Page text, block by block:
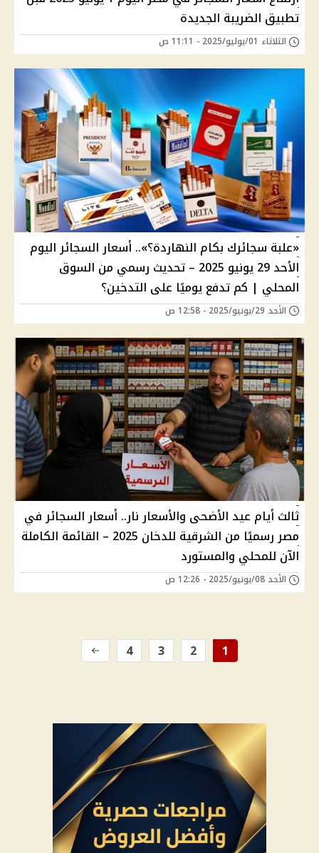
تطبيق الضريبة الجديدة
الثلاثاء 01/يوليو/2025 - 11:11 ص
«علبة سجائرك بكام النهاردة؟».. أسعار السجائر اليوم
الأحد 29 يونيو 2025 – تحديث رسمي من السوق
المحلي | كم تدفع يوميًا على التدخين؟
الأحد 29/يونيو/2025 - 12:58 ص
ثالث أيام عيد الأضحى والأسعار نار.. أسعار السجائر في
مصر رسميًا من الشرقية للدخان 2025 – القائمة الكاملة
الآن للمحلي والمستورد
الأحد 08/يونيو/2025 - 12:26 ص
1
2
3
4